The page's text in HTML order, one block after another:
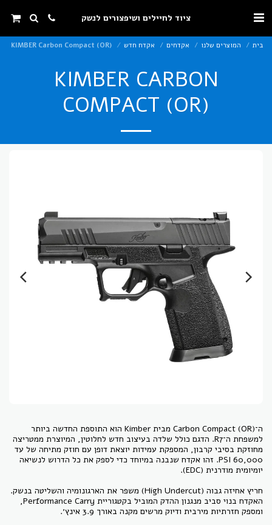
ציוד לחיילים ושיפצורים לנשק
בית המוצרים שלנו אקדחים אקדח חדש KIMBER Carbon Compact (OR)
KIMBER CARBON
COMPACT (OR)
ה־Carbon Compact (OR) מבית Kimber הוא התוספת החדשה ביותר
למשפחת ה־R7. הדגם כולל שלדה בעיצוב חדש לחלוטין, המיוצרת ממטריצה
מחוזקת בסיבי קרבון, המספקת עמידות יוצאת דופן עם חוזק מתיחה של עד
60,000 PSI. זהו אקדח שנבנה במיוחד כדי לספק את כל הדרוש לנשיאה
חריץ אחיזה גבוה (High Undercut) משפר את הארגונומיה והשליטה בנשק.
האקדח בנוי סביב מנגנון ההדק המוביל בקטגוריית Performance Carry,